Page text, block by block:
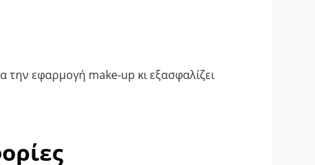
την εφαρμογή make-up κι εξασφαλίζει